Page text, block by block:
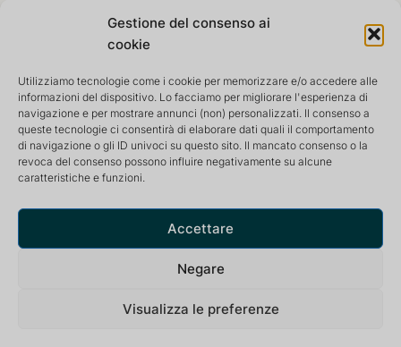
Gestione del consenso ai
cookie
Utilizziamo tecnologie come i cookie per memorizzare e/o accedere alle
informazioni del dispositivo. Lo facciamo per migliorare l'esperienza di
navigazione e per mostrare annunci (non) personalizzati. Il consenso a
queste tecnologie ci consentirà di elaborare dati quali il comportamento
di navigazione o gli ID univoci su questo sito. Il mancato consenso o la
revoca del consenso possono influire negativamente su alcune
caratteristiche e funzioni.
Accettare
Negare
Visualizza le preferenze
LEGGI DI PIÙ
tranquillo e stimolante per una vita ottimale.